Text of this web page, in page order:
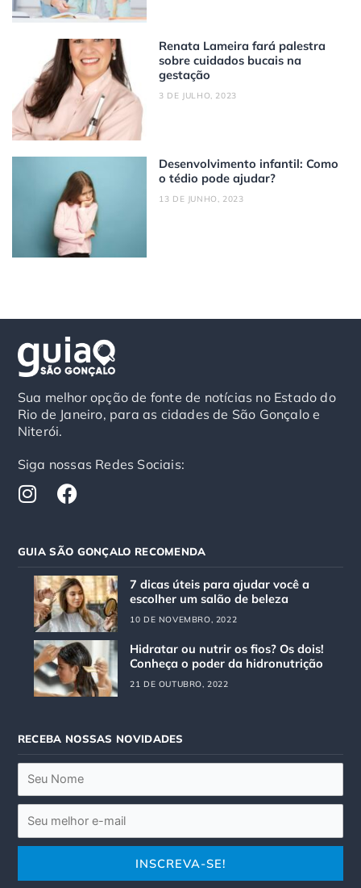
Renata Lameira fará palestra
sobre cuidados bucais na
gestação
3 DE JULHO, 2023
Desenvolvimento infantil: Como
o tédio pode ajudar?
13 DE JUNHO, 2023
Sua melhor opção de fonte de notícias no Estado do
Rio de Janeiro, para as cidades de São Gonçalo e
Niterói.
Siga nossas Redes Sociais:
I
n
t
a
g
a
m
F
a
e
b
o
o
k
GUIA SÃO GONÇALO RECOMENDA
7 dicas úteis para ajudar você a
escolher um salão de beleza
10 DE NOVEMBRO, 2022
Hidratar ou nutrir os fios? Os dois!
Conheça o poder da hidronutrição
21 DE OUTUBRO, 2022
RECEBA NOSSAS NOVIDADES